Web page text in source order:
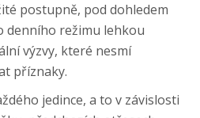
postupně, pod dohledem
denního režimu lehkou
výzvy, které nesmí
příznaky.
jedince, a to v závislosti